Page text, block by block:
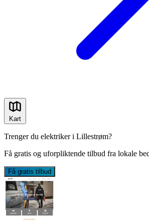
Kart
Trenger du elektriker i Lillestrøm?
Få gratis og uforpliktende tilbud fra lokale
Få gratis tilbud